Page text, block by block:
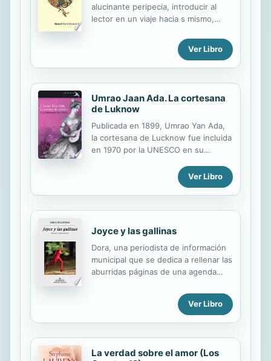
alucinante peripecia, introducir al
lector en un viaje hacia s mismo,
largamente olvidadas. Una muestra
de literatura de primer orden.
Mauricio Vargas Ortega.
Ver Libro
Umrao Jaan Ada. La cortesana
de Luknow
Publicada en 1899, Umrao Yan Ada,
la cortesana de Lucknow fue incluida
en 1970 por la UNESCO en su
de la literatura universal, y siempre
ha sido en la India un hito de la
cultura popular. Bollywood la ha
llevado al cine en varias ocasiones, la
«memorias» de una elegante
cortesana –tal vez inspirada en un
personaje real-, Mirza Muhammad
Hadi Ruswa escribió la primera
entre la población musulmana del
norte de la India y Paquistán).
Ver Libro
Joyce y las gallinas
Dora, una periodista de información
municipal que se dedica a rellenar las
aburridas páginas de una agenda
el tren de cercanías para subir y
bajar de la periferia, donde vive, a
Barcelona, donde trabaja. Una
interferencias vecinales que impiden
Ver Libro
La verdad sobre el amor (Los